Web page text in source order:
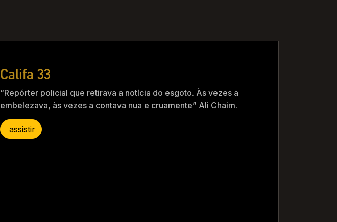
Califa 33
“Repórter policial que retirava a notícia do esgoto. Às vezes a
embelezava, às vezes a contava nua e cruamente” Ali Chaim.
assistir